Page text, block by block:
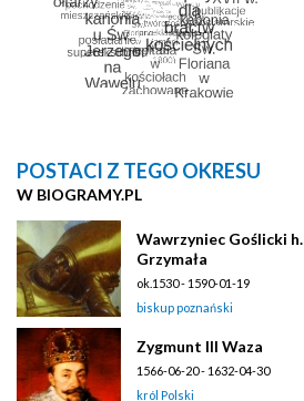
POSTACI Z TEGO OKRESU
W BIOGRAMY.PL
Wawrzyniec Goślicki h.
Grzymała
ok.1530 - 1590-01-19
biskup poznański
Zygmunt III Waza
1566-06-20 - 1632-04-30
król Polski